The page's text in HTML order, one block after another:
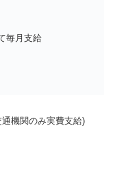
毎月支給
通機関のみ実費支給)